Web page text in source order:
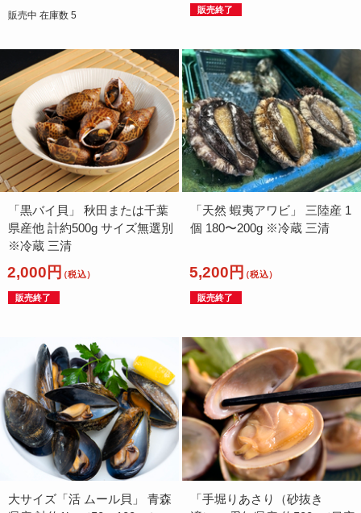
販売中 在庫数 5 販売終了
「黒バイ貝」 秋田または千葉
県産他 計約500g サイズ無選別
※冷蔵 三清
2,000円（税込）
販売終了
「天然 蝦夷アワビ」 三陸産 1
個 180〜200g ※冷蔵 三清
5,200円（税込）
販売終了
大サイズ「活 ムール貝」 青森
「手堀りあさり（砂抜き